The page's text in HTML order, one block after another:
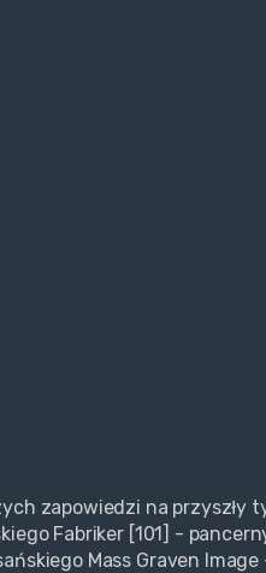
zapowiedzi na przyszły
Fabriker [101] -
Mass Graven